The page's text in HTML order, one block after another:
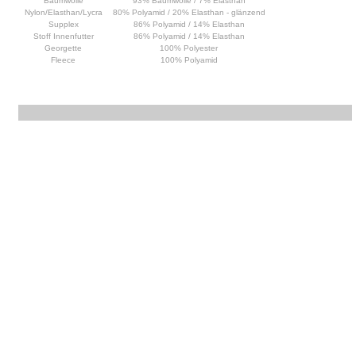
Nylon/Elasthan/Lycra
80% Polyamid / 20% Elasthan - glänzend
Supplex
86% Polyamid / 14% Elasthan
Stoff Innenfutter
86% Polyamid / 14% Elasthan
Georgette
100% Polyester
Fleece
100% Polyamid